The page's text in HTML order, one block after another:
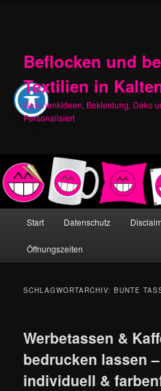
Beflocken und
Textilien in
Geschenkideen, Bekleidung, Deko
Personalisiert
Start Datenschutz
Öffnungszeiten
SCHLAGWORTARCHIV:BUNTE
Werbetassen &
bedrucken lassen –
individuell &